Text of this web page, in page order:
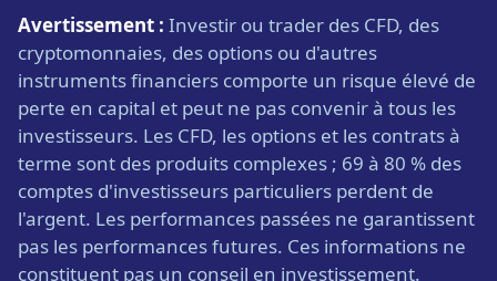
Avertissement : Investir ou trader des CFD, des
cryptomonnaies, des options ou d'autres
instruments financiers comporte un risque élevé de
perte en capital et peut ne pas convenir à tous les
investisseurs. Les CFD, les options et les contrats à
terme sont des produits complexes ; 69 à 80 % des
comptes d'investisseurs particuliers perdent de
l'argent. Les performances passées ne garantissent
pas les performances futures. Ces informations ne
constituent pas un conseil en investissement.